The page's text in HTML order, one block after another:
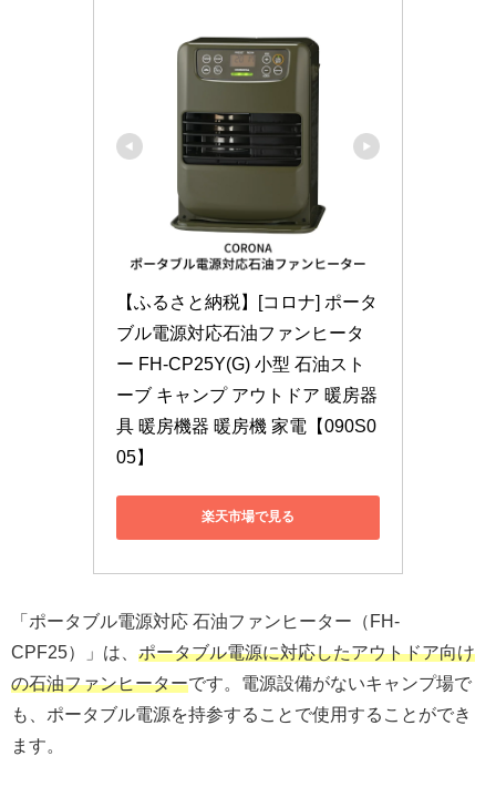
【ふるさと納税】[コロナ] ポータ
ブル電源対応石油ファンヒータ
ー FH-CP25Y(G) 小型 石油スト
ーブ キャンプ アウトドア 暖房器
具 暖房機器 暖房機 家電【090S0
05】
楽天市場で見る
「ポータブル電源対応 石油ファンヒーター（FH-
CPF25）」は、 ポータブル電源に対応したアウトドア向け
の石油ファンヒーターです。電源設備がないキャンプ場で
も、ポータブル電源を持参することで使用することができ
ます。